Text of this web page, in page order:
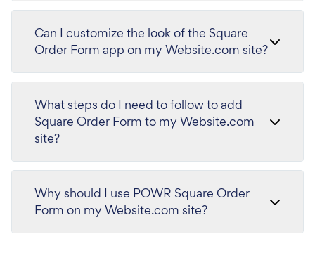
Can I customize the look of the Square
Order Form app on my Website.com site?
What steps do I need to follow to add
Square Order Form to my Website.com
site?
Why should I use POWR Square Order
Form on my Website.com site?